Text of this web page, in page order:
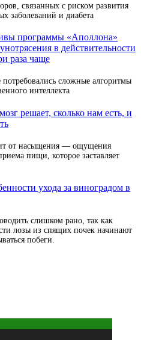
связанных с риском развития
заболеваний и диабета
программы «Аполлона»
в действительности
раза чаще
потребовались сложные алгоритмы
интеллекта
решает, сколько нам есть, и
от насыщения — ощущения
пищи, которое заставляет
ухода за виноградом в
слишком рано, так как
лозы из спящих почек начинают
побеги.